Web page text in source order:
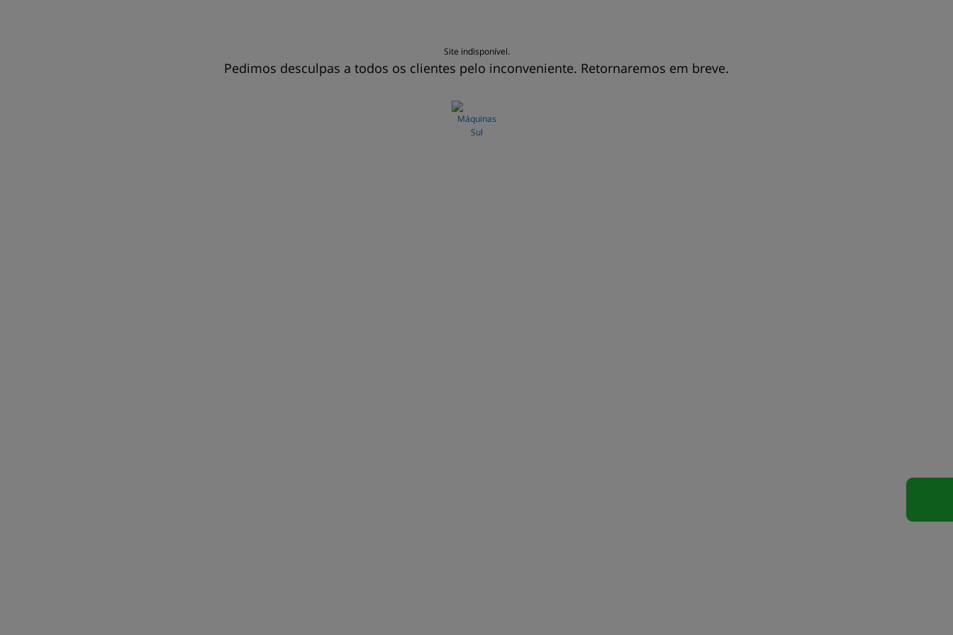
Site indisponível.
Pedimos desculpas a todos os clientes pelo inconveniente. Retornaremos em breve.